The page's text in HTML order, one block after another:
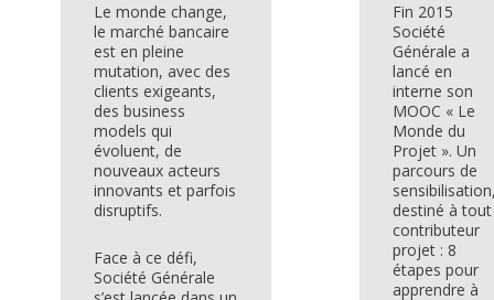
Le monde change,
le marché bancaire
est en pleine
mutation, avec des
clients exigeants,
des business
models qui
évoluent, de
nouveaux acteurs
innovants et parfois
disruptifs.
Face à ce défi,
Société Générale
Fin 2015
Société
Générale a
lancé en
interne son
MOOC « Le
Monde du
Projet ». Un
parcours de
destiné à tout
contributeur
projet : 8
étapes pour
apprendre à